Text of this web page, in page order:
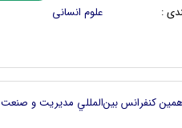
:
علوم انسانی
كنفرانس بين‌المللي مديريت و صنعت